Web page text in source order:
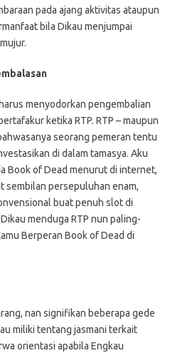
pada ajang aktivitas ataupun
bila Dikau menjumpai
menyodorkan pengembalian
ketika RTP. RTP – maupun
seorang pemeran tentu
di dalam tamasya. Aku
Book of Dead menurut di internet,
sembilan persepuluhan enam,
buat penuh slot di
menduga RTP nun paling-
Berperan Book of Dead di
nan signifikan beberapa gede
miliki tentang jasmani terkait
orientasi apabila Engkau